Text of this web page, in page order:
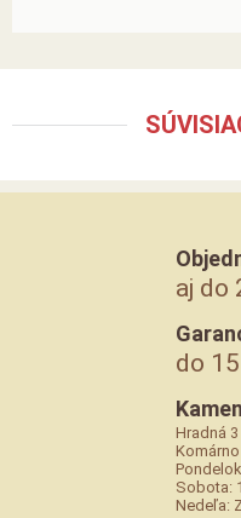
aj do
do
Hradná
Komárno
Sobota:
Nedeľa: